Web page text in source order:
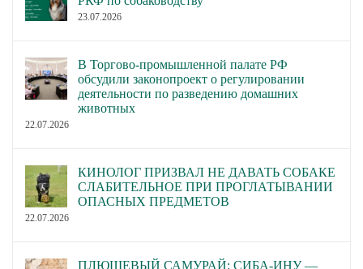
23.07.2026
В Торгово-промышленной палате РФ
обсудили законопроект о регулировании
деятельности по разведению домашних
животных
22.07.2026
КИНОЛОГ ПРИЗВАЛ НЕ ДАВАТЬ СОБАКЕ
СЛАБИТЕЛЬНОЕ ПРИ ПРОГЛАТЫВАНИИ
ОПАСНЫХ ПРЕДМЕТОВ
22.07.2026
ПЛЮШЕВЫЙ САМУРАЙ: СИБА-ИНУ —